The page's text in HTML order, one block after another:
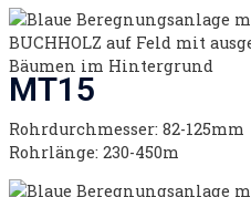
MT15
Rohrdurchmesser: 82-125mm
Rohrlänge: 230-450m